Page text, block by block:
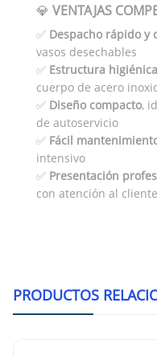
💎 VENTAJAS
✅ Despacho rápido y
vasos desechables
✅ Estructura
cuerpo de acero
✅ Diseño compacto,
de autoservicio
✅ Fácil
intensivo
✅ Presentación
con atención al cliente
PRODUCTOS